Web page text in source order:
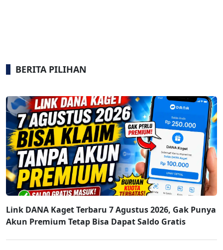
BERITA PILIHAN
Link DANA Kaget Terbaru 7 Agustus 2026, Gak Punya
Akun Premium Tetap Bisa Dapat Saldo Gratis